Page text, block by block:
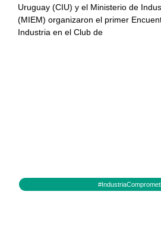
Uruguay (CIU) y el Ministerio de
(MIEM) organizaron el primer
Industria en el Club de